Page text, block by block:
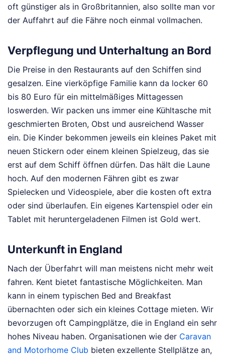
oft günstiger als in Großbritannien, also sollte man vor
der Auffahrt auf die Fähre noch einmal vollmachen.
Verpflegung und Unterhaltung an Bord
Die Preise in den Restaurants auf den Schiffen sind
gesalzen. Eine vierköpfige Familie kann da locker 60
bis 80 Euro für ein mittelmäßiges Mittagessen
loswerden. Wir packen uns immer eine Kühltasche mit
geschmierten Broten, Obst und ausreichend Wasser
ein. Die Kinder bekommen jeweils ein kleines Paket mit
neuen Stickern oder einem kleinen Spielzeug, das sie
erst auf dem Schiff öffnen dürfen. Das hält die Laune
hoch. Auf den modernen Fähren gibt es zwar
Spielecken und Videospiele, aber die kosten oft extra
oder sind überlaufen. Ein eigenes Kartenspiel oder ein
Tablet mit heruntergeladenen Filmen ist Gold wert.
Unterkunft in England
Nach der Überfahrt will man meistens nicht mehr weit
fahren. Kent bietet fantastische Möglichkeiten. Man
kann in einem typischen Bed and Breakfast
übernachten oder sich ein kleines Cottage mieten. Wir
bevorzugen oft Campingplätze, die in England ein sehr
hohes Niveau haben. Organisationen wie der Caravan
and Motorhome Club bieten exzellente Stellplätze an,